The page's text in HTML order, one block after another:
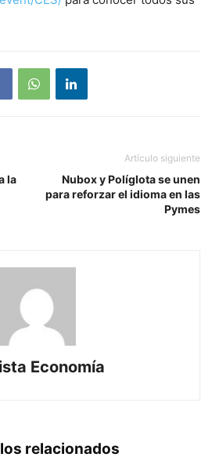
la
Artículo siguiente
Nubox y Políglota se unen
para reforzar el idioma en las
Pymes
Economía
relacionados